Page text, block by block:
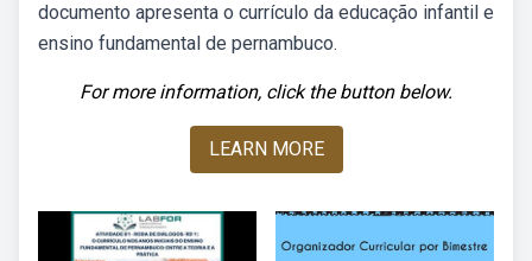
documento apresenta o currículo da educação infantil e
ensino fundamental de pernambuco.
For more information, click the button below.
LEARN MORE